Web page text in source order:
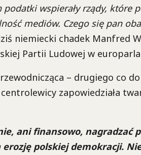
wspierały rządy, które
mediów. Czego się pan
niemiecki chadek Manfred
Partii Ludowej w
– drugiego co
zapowiedziała
ani finansowo, nagradzać
erozję polskiej demokracji.